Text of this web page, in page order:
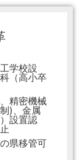
学校設
（高小卒
精密機械
)、金属
設置認
県移管可